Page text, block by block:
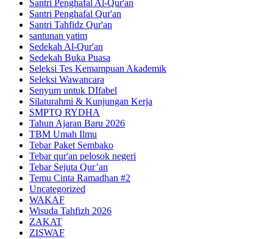
Santri Penghafal Al-Qur'an
Santri Penghafal Qur'an
Santri Tahfidz Qur'an
santunan yatim
Sedekah Al-Qur'an
Sedekah Buka Puasa
Seleksi Tes Kemampuan Akademik
Seleksi Wawancara
Senyum untuk DIfabel
Silaturahmi & Kunjungan Kerja
SMPTQ RYDHA
Tahun Ajaran Baru 2026
TBM Umah Ilmu
Tebar Paket Sembako
Tebar qur'an pelosok negeri
Tebar Sejuta Qur’an
Temu Cinta Ramadhan #2
Uncategorized
WAKAF
Wisuda Tahfizh 2026
ZAKAT
ZISWAF